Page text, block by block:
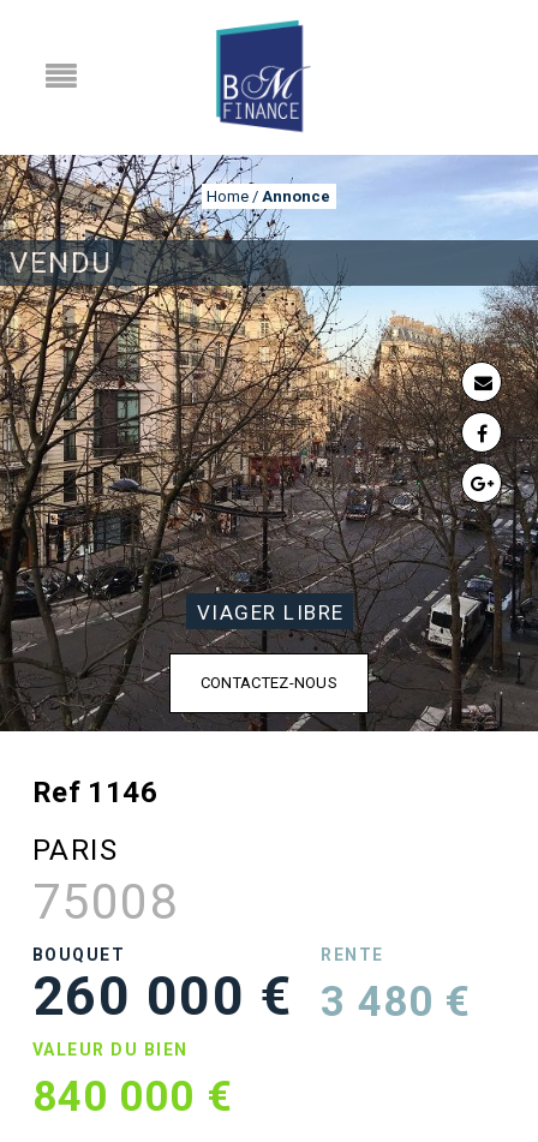
VENDU
Home / Annonce
ANNONCE
VIAGER LIBRE
CONTACTEZ-NOUS
Ref 1146
PARIS
75008
BOUQUET
260 000 €
RENTE
3 480 €
VALEUR DU BIEN
840 000 €